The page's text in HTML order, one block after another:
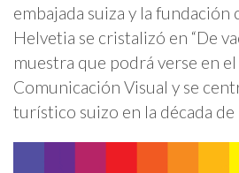
embajada suiza y la fundación
Helvetia se cristalizó en “De
muestra que podrá verse en
Comunicación Visual y se
turístico suizo en la década de